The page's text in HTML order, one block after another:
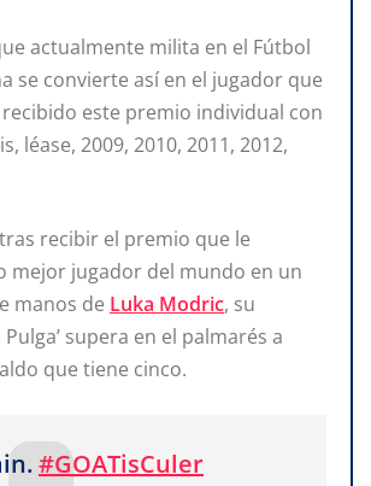
actualmente milita en el Fútbol
se convierte así en el jugador que
recibido este premio individual con
léase, 2009, 2010, 2011, 2012,
recibir el premio que le
mejor jugador del mundo en un
manos de Luka Modric, su
Pulga’ supera en el palmarés a
que tiene cinco.
#GOATisCuler